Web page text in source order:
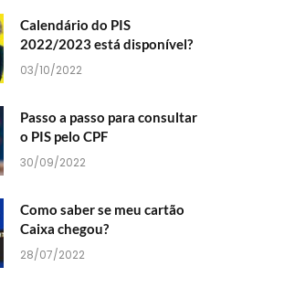
Calendário do PIS
2022/2023 está disponível?
03/10/2022
Passo a passo para consultar
o PIS pelo CPF
30/09/2022
Como saber se meu cartão
Caixa chegou?
28/07/2022